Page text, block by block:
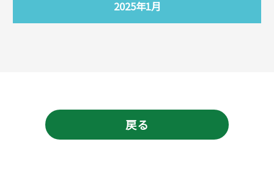
2025年1月
戻る